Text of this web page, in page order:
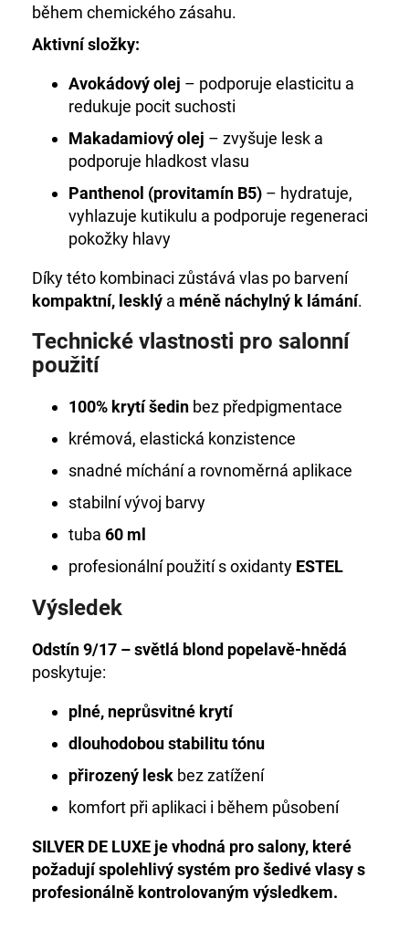
během chemického zásahu.
Aktivní složky:
Avokádový olej – podporuje elasticitu a
redukuje pocit suchosti
Makadamiový olej – zvyšuje lesk a
podporuje hladkost vlasu
Panthenol (provitamín B5) – hydratuje,
vyhlazuje kutikulu a podporuje regeneraci
pokožky hlavy
Díky této kombinaci zůstává vlas po barvení
kompaktní, lesklý a méně náchylný k lámání.
Technické vlastnosti pro salonní
použití
100% krytí šedin bez předpigmentace
krémová, elastická konzistence
snadné míchání a rovnoměrná aplikace
stabilní vývoj barvy
tuba 60 ml
profesionální použití s oxidanty ESTEL
Výsledek
Odstín 9/17 – světlá blond popelavě-hnědá
poskytuje:
plné, neprůsvitné krytí
dlouhodobou stabilitu tónu
přirozený lesk bez zatížení
komfort při aplikaci i během působení
SILVER DE LUXE je vhodná pro salony, které
požadují spolehlivý systém pro šedivé vlasy s
profesionálně kontrolovaným výsledkem.